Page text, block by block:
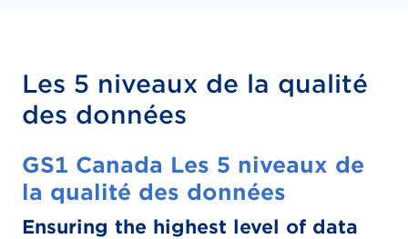
Les 5 niveaux de la qualité
des données
GS1 Canada Les 5 niveaux de
la qualité des données
Ensuring the highest level of data